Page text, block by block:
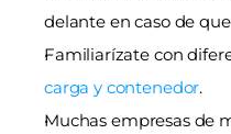
delante en caso de
Familiarízate con
carga y contenedor.
Muchas empresas de